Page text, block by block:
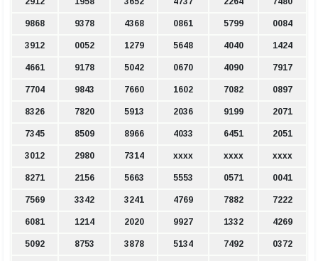
9868 9378 4368 0861 5799 0084
3912 0052 1279 5648 4040 1424
4661 9178 5042 0670 4090 7917
7704 9843 7660 1602 7082 0897
8326 7820 5913 2036 9199 2071
7345 8509 8966 4033 6451 2051
3012 2980 7314 xxxx xxxx xxxx
8271 2156 5663 5553 0571 0041
7569 3342 3241 4769 7882 7222
6081 1214 2020 9927 1332 4269
5092 8753 3878 5134 7492 0372